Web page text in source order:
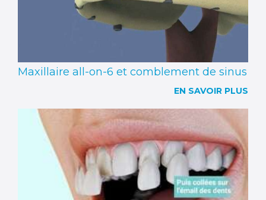
Maxillaire all-on-6 et comblement de sinus
EN SAVOIR PLUS